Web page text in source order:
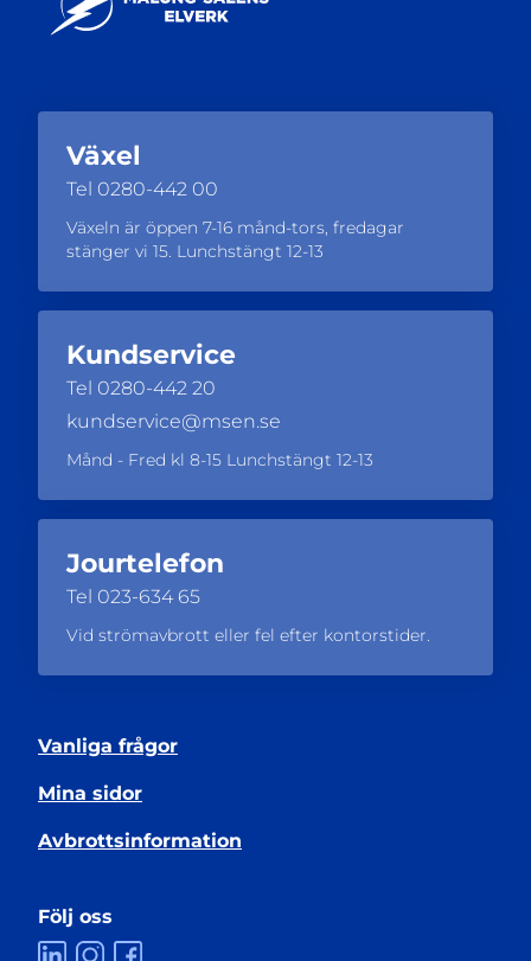
Växel
Tel 0280-442 00
Växeln är öppen 7-16 månd-tors, fredagar
stänger vi 15. Lunchstängt 12-13
Kundservice
Tel 0280-442 20
kundservice@msen.se
Månd - Fred kl 8-15 Lunchstängt 12-13
Jourtelefon
Tel 023-634 65
Vid strömavbrott eller fel efter kontorstider.
Vanliga frågor
Mina sidor
Avbrottsinformation
Följ oss